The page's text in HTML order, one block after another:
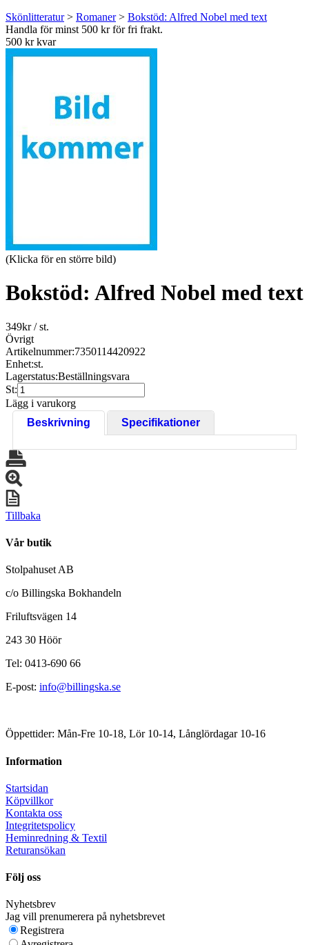
Skönlitteratur> Romaner> Bokstöd: Alfred Nobel med text
Handla för minst 500 kr för fri frakt.
500 kr kvar
(Klicka för en större bild)
Bokstöd: Alfred Nobel med text
349kr/ st.
Övrigt
Artikelnummer:7350114420922
Enhet:st.
Lagerstatus:Beställningsvara
St:
Lägg i varukorg
Beskrivning
Specifikationer
Tillbaka
Vår butik
Stolpahuset AB
c/o Billingska Bokhandeln
Friluftsvägen 14
243 30 Höör
Tel: 0413-690 66
E-post: info@billingska.se
Öppettider: Mån-Fre 10-18, Lör 10-14, Långlördagar 10-16
Information
Startsidan
Köpvillkor
Kontakta oss
Integritetspolicy
Heminredning & Textil
Returansökan
Följ oss
Nyhetsbrev
Jag vill prenumerera på nyhetsbrevet
Registrera